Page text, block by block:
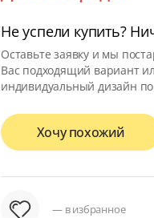
Не успели купить?
Оставьте заявку и мы
Вас подходящий вариант
индивидуальный дизайн
Хочу похожий
— в избранное